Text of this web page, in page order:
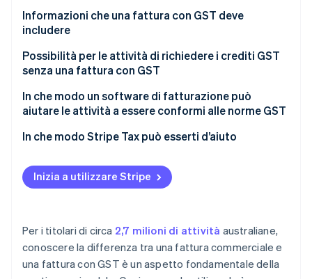
Informazioni che una fattura con GST deve
includere
Possibilità per le attività di richiedere i crediti GST
senza una fattura con GST
In che modo un software di fatturazione può
aiutare le attività a essere conformi alle norme GST
Conformità integrata
Formattazione più smart
In che modo Stripe Tax può esserti d’aiuto
Inizia a utilizzare Stripe
Per i titolari di circa 2,7 milioni di attività australiane,
conoscere la differenza tra una fattura commerciale e
una fattura con GST è un aspetto fondamentale della